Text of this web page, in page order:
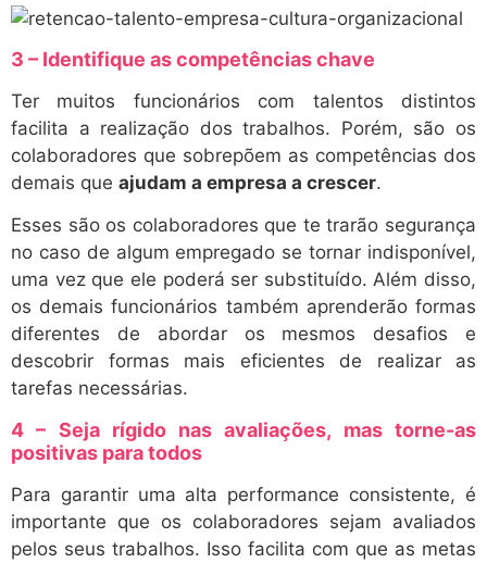
3 – Identifique as competências chave
Ter muitos funcionários com talentos distintos
facilita a realização dos trabalhos. Porém, são os
colaboradores que sobrepõem as competências dos
demais que ajudam a empresa a crescer.
Esses são os colaboradores que te trarão segurança
no caso de algum empregado se tornar indisponível,
uma vez que ele poderá ser substituído. Além disso,
os demais funcionários também aprenderão formas
diferentes de abordar os mesmos desafios e
descobrir formas mais eficientes de realizar as
tarefas necessárias.
4 – Seja rígido nas avaliações, mas torne-as
positivas para todos
Para garantir uma alta performance consistente, é
importante que os colaboradores sejam avaliados
pelos seus trabalhos. Isso facilita com que as metas